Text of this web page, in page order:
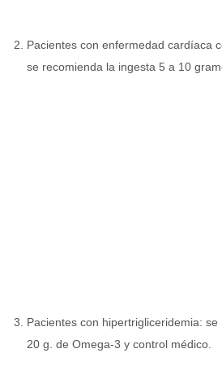
Pacientes con enfermedad cardíaca
se recomienda la ingesta 5 a 10
Pacientes con hipertrigliceridemia:
20 g. de Omega-3 y control médico.